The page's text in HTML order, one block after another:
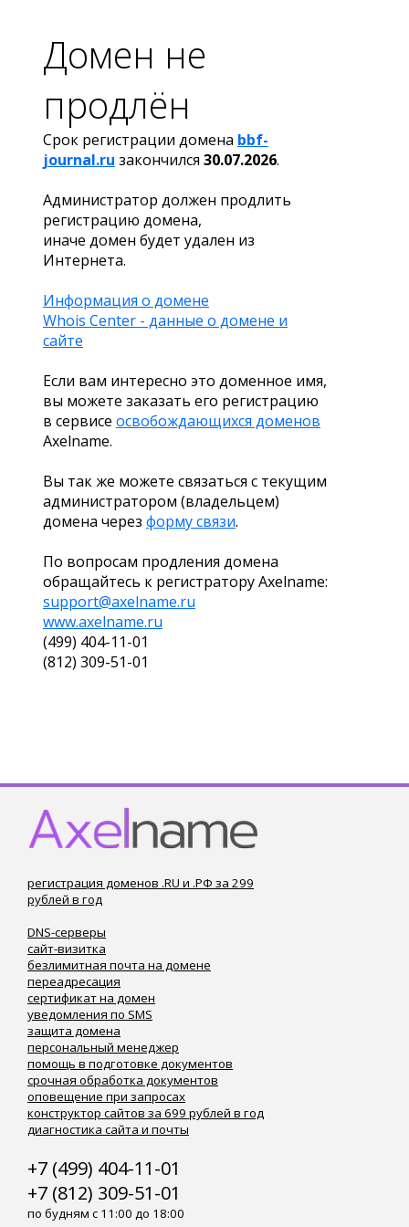
Домен не
продлён
Срок регистрации домена bbf-
journal.ru закончился 30.07.2026.
Администратор должен продлить
регистрацию домена,
иначе домен будет удален из
Интернета.
Информация о домене
Whois Center - данные о домене и
сайте
Если вам интересно это доменное имя,
вы можете заказать его регистрацию
в сервисе освобождающихся доменов
Axelname.
Вы так же можете связаться с текущим
администратором (владельцем)
домена через форму связи.
По вопросам продления домена
обращайтесь к регистратору Axelname:
support@axelname.ru
www.axelname.ru
(499) 404-11-01
(812) 309-51-01
регистрация доменов .RU и .РФ за 299
рублей в год
DNS-серверы
сайт-визитка
безлимитная почта на домене
переадресация
сертификат на домен
уведомления по SMS
защита домена
персональный менеджер
помощь в подготовке документов
срочная обработка документов
оповещение при запросах
конструктор сайтов за 699 рублей в год
диагностика сайта и почты
+7 (499) 404-11-01
+7 (812) 309-51-01
по будням с 11:00 до 18:00